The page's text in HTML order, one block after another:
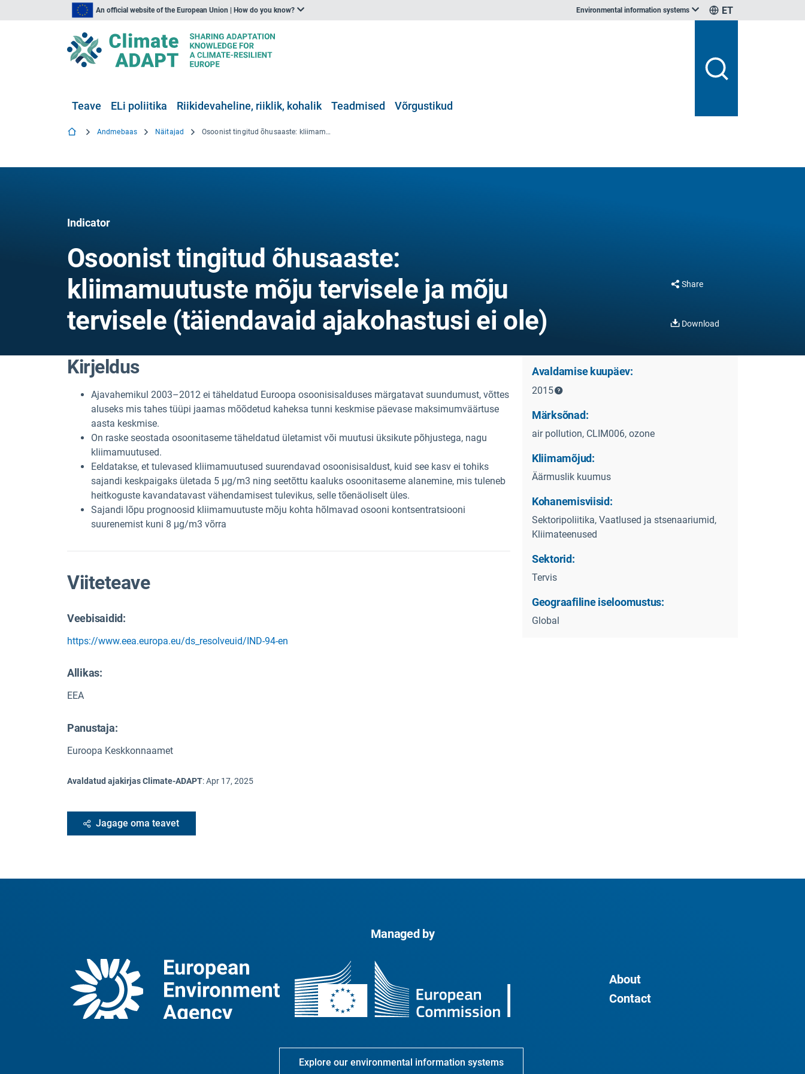
An official website of the European Union | How do you know? Environmental information systems ET
Teave ELi poliitika Riikidevaheline, riiklik, kohalik Teadmised Võrgustikud
Andmebaas Näitajad Osoonist tingitud õhusaaste: kliimamuutuste mõju tervisele ja mõju tervisele (täiendavaid ajakohastusi ei ole)
Indicator
Osoonist tingitud õhusaaste:
kliimamuutuste mõju tervisele ja mõju
tervisele (täiendavaid ajakohastusi ei ole)
Share
Download
Kirjeldus
Ajavahemikul 2003–2012 ei täheldatud Euroopa osoonisisalduses märgatavat suundumust, võttes
aluseks mis tahes tüüpi jaamas mõõdetud kaheksa tunni keskmise päevase maksimumväärtuse
aasta keskmise.
On raske seostada osoonitaseme täheldatud ületamist või muutusi üksikute põhjustega, nagu
kliimamuutused.
Eeldatakse, et tulevased kliimamuutused suurendavad osoonisisaldust, kuid see kasv ei tohiks
sajandi keskpaigaks ületada 5 μg/m3 ning seetõttu kaaluks osoonitaseme alanemine, mis tuleneb
heitkoguste kavandatavast vähendamisest tulevikus, selle tõenäoliselt üles.
Sajandi lõpu prognoosid kliimamuutuste mõju kohta hõlmavad osooni kontsentratsiooni
suurenemist kuni 8 μg/m3 võrra
Viiteteave
Veebisaidid:
https://www.eea.europa.eu/ds_resolveuid/IND-94-en
Allikas:
EEA
Panustaja:
Euroopa Keskkonnaamet
Avaldatud ajakirjas Climate-ADAPT:Apr 17, 2025
Jagage oma teavet
Avaldamise kuupäev:
2015
Märksõnad:
air pollution, CLIM006, ozone
Kliimamõjud:
Äärmuslik kuumus
Kohanemisviisid:
Sektoripoliitika, Vaatlused ja stsenaariumid,
Kliimateenused
Sektorid:
Tervis
Geograafiline iseloomustus:
Global
Managed by
About
Contact
Explore our environmental information systems